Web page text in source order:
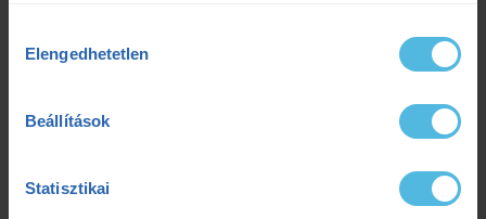
kiválasztása
Elengedhetetlen
Beállítások
Statisztikai
Ultrafutás(10)